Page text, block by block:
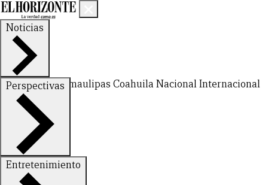
Noticias
Nuevo LeónTamaulipas Coahuila NacionalInternacional
Perspectivas
FinanzasOpinión
Entretenimiento